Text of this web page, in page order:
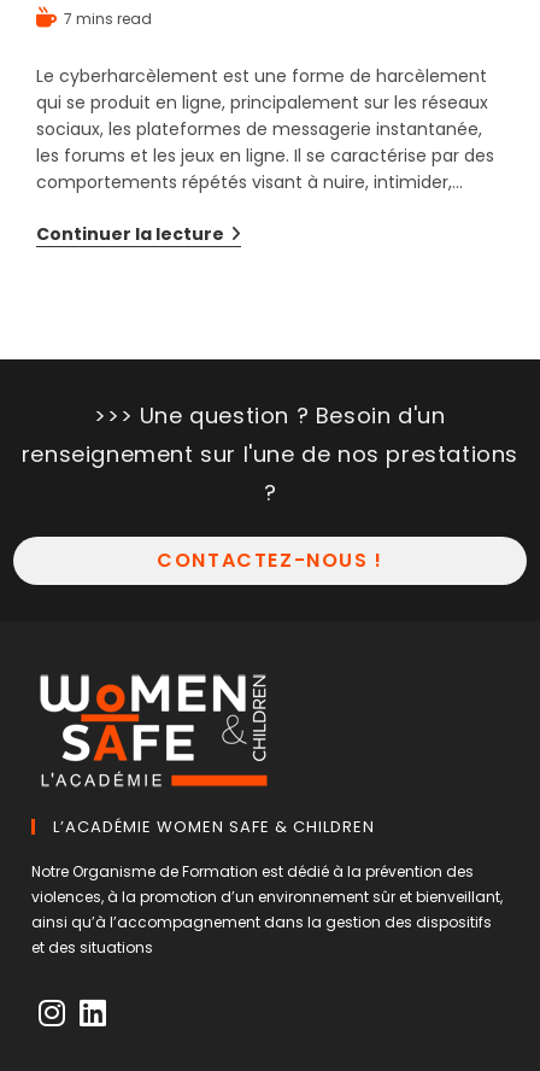
7 mins read
Le cyberharcèlement est une forme de harcèlement
qui se produit en ligne, principalement sur les réseaux
sociaux, les plateformes de messagerie instantanée,
les forums et les jeux en ligne. Il se caractérise par des
comportements répétés visant à nuire, intimider,…
Continuer la lecture
>>> Une question ? Besoin d'un
renseignement sur l'une de nos prestations
?
CONTACTEZ-NOUS !
L’ACADÉMIE WOMEN SAFE & CHILDREN
Notre Organisme de Formation est dédié à la prévention des
violences, à la promotion d’un environnement sûr et bienveillant,
ainsi qu’à l’accompagnement dans la gestion des dispositifs
et des situations